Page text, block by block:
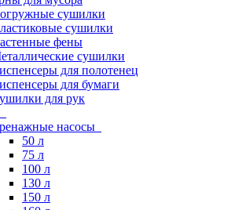
сушилки
сушилки
фены
сушилки
для полотенец
для бумаги
для рук
насосы
50 л
75 л
100 л
130 л
150 л